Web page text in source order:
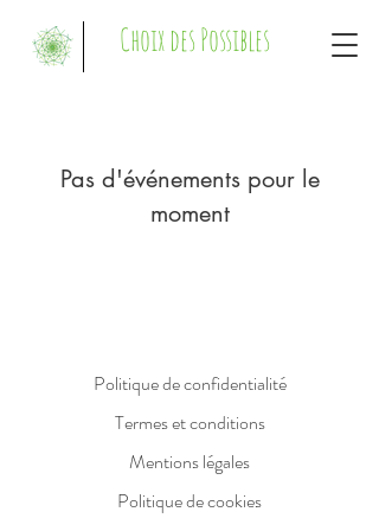
Choix des Possibles
Pas d'événements pour le
moment
Politique de confidentialité
Termes et conditions
Mentions légales
Politique de cookies